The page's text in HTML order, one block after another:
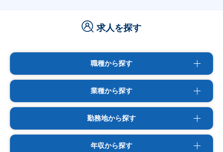
求人を探す
職種から探す
業種から探す
勤務地から探す
年収から探す